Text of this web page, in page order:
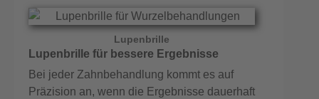
Lupenbrille
Lupenbrille für bessere Ergebnisse
Bei jeder Zahnbehandlung kommt es auf
Präzision an, wenn die Ergebnisse dauerhaft